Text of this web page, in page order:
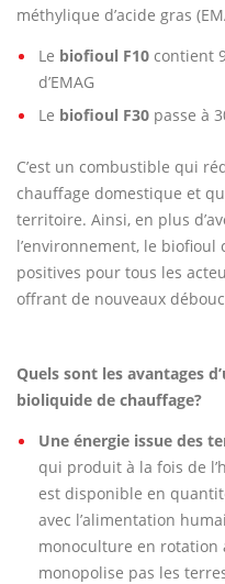
méthylique d’acide gras
Le biofioul F10 contient
d’EMAG
Le biofioul F30 passe à
C’est un combustible qui
chauffage domestique et
territoire. Ainsi, en plus
l’environnement, le
positives pour tous les
offrant de nouveaux
Quels sont les avantages
bioliquide de chauffage?
Une énergie issue des
qui produit à la fois de
est disponible en
avec l’alimentation
monoculture en rotation
monopolise pas les